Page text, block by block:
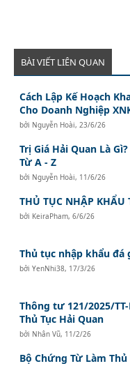
BÀI VIẾT LIÊN QUAN
Cách Lập Kế Hoạch
Cho Doanh Nghiệp
bởi Nguyễn Hoài, 23/6/26
Trị Giá Hải Quan Là
Từ A - Z
bởi Nguyễn Hoài, 11/6/26
THỦ TỤC NHẬP KHẨU
bởi KeiraPham,6/6/26
Thủ tục nhập khẩu đá
bởiYenNhi38, 17/3/26
Thông tư 121/2025/
Thủ Tục Hải Quan
bởi Nhân Vũ, 11/2/26
Bộ Chứng Từ Làm